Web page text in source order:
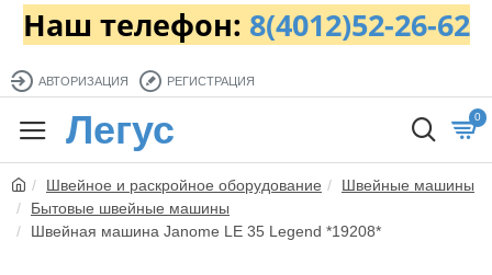
Наш телефон: 8(4012)52-26-62
АВТОРИЗАЦИЯ РЕГИСТРАЦИЯ
Легус 0
Швейное и раскройное оборудование
Швейные машины
Бытовые швейные машины
Швейная машина Janome LE 35 Legend *19208*